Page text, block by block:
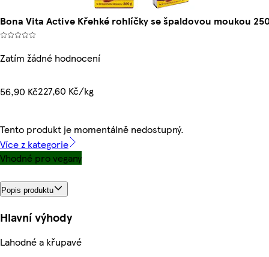
Bona Vita Active Křehké rohlíčky se špaldovou moukou
Zatím žádné hodnocení
56,90 Kč227,60 Kč/kg
Tento produkt je momentálně nedostupný.
Více z kategorie
Vhodné pro vegany
Popis produktu
Hlavní výhody
Lahodné a křupavé